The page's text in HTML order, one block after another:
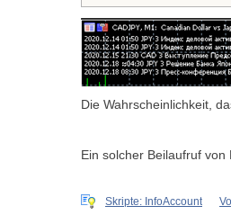
Die Wahrscheinlichkeit,
Ein solcher Beilaufruf
Skripte: InfoAccount